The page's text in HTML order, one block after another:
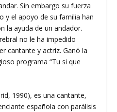
Sin embargo su fuerza
y el apoyo de su familia han
la ayuda de un andador.
no le ha impedido
cantante y actriz. Ganó la
programa “Tu si que
1990), es una cantante,
española con parálisis